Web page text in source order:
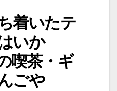
着いたテ
いか
喫茶・ギ
ごや